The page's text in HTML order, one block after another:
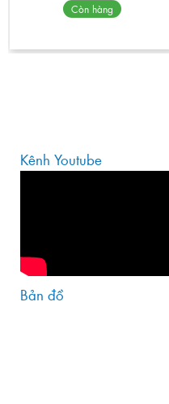
Còn hàng
Kênh Youtube
Bản đồ